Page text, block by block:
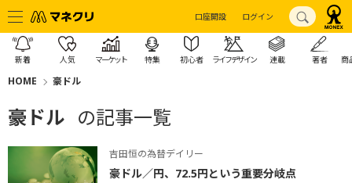
口座開設 ログイン
新着 人気 マーケット 特集 初心者 ライフデザイン 連載 著者 商
HOME 豪ドル
豪ドル の記事一覧
吉田恒の為替デイリー
豪ドル／円、72.5円という重要分岐点